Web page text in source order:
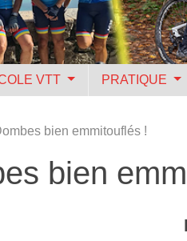
VTT PRATIQUE
bien emmitouflés !
bien